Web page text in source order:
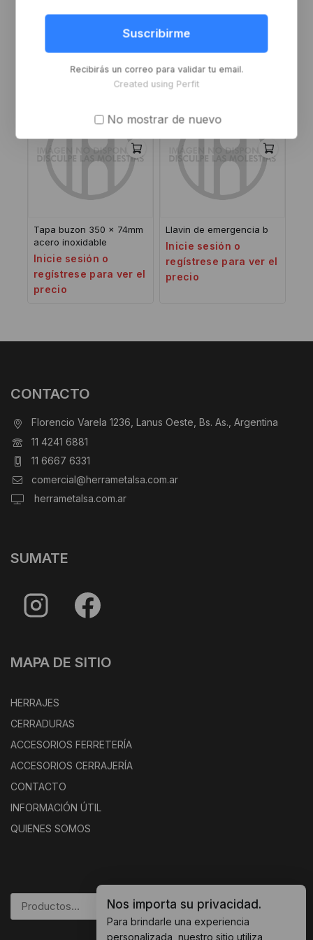
Inicie sesión o
regístrese para ver el
precio
Tapa buzon 350 x 74mm
acero inoxidable
Inicie sesión o
regístrese para ver el
precio
Llavin de emergencia b
Inicie sesión o
regístrese para ver el
precio
CONTACTO
Florencio Varela 1236, Lanus Oeste, Bs. As., Argentina
11 4241 6881
11 6667 6331
comercial@herrametalsa.com.ar
herrametalsa.com.ar
SUMATE
MAPA DE SITIO
HERRAJES
CERRADURAS
ACCESORIOS FERRETERÍA
ACCESORIOS CERRAJERÍA
CONTACTO
INFORMACIÓN ÚTIL
QUIENES SOMOS
BUSCAR
Suscribirme
Recibirás un correo para validar tu email.
Created using Perfit
No mostrar de nuevo
Nos importa su privacidad.
Para brindarle una experiencia
personalizada, nuestro sitio utiliza